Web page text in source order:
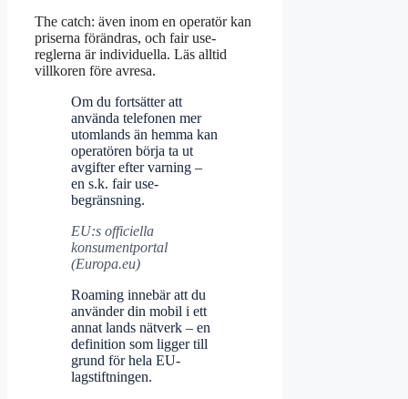
The catch: även inom en operatör kan
priserna förändras, och fair use-
reglerna är individuella. Läs alltid
villkoren före avresa.
Om du fortsätter att
använda telefonen mer
utomlands än hemma kan
operatören börja ta ut
avgifter efter varning –
en s.k. fair use-
begränsning.
EU:s officiella
konsumentportal
(Europa.eu)
Roaming innebär att du
använder din mobil i ett
annat lands nätverk – en
definition som ligger till
grund för hela EU-
lagstiftningen.